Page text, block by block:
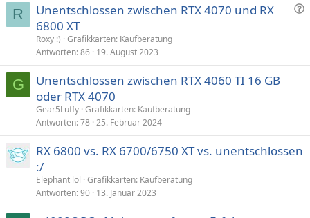
R
F
e
Unentschlossen zwischen RTX 4070 und RX
6800 XT
Roxy :) Grafikkarten: Kaufberatung
Antworten 86 19. August 2023
G
Unentschlossen zwischen RTX 4060 TI 16 GB
oder RTX 4070
Gear5Luffy Grafikkarten: Kaufberatung
Antworten 78 25. Februar 2024
RX 6800 vs. RX 6700/6750 XT vs. unentschlossen
:/
Elephant lol Grafikkarten: Kaufberatung
Antworten 90 13. Januar 2023